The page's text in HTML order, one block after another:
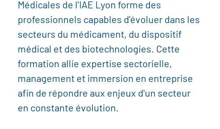
Médicales de l'IAE Lyon forme des
professionnels capables d'évoluer dans les
secteurs du médicament, du dispositif
médical et des biotechnologies. Cette
formation allie expertise sectorielle,
management et immersion en entreprise
afin de répondre aux enjeux d'un secteur
en constante évolution.